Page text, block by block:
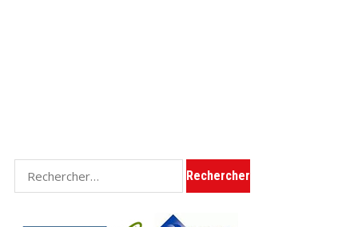
Rechercher :